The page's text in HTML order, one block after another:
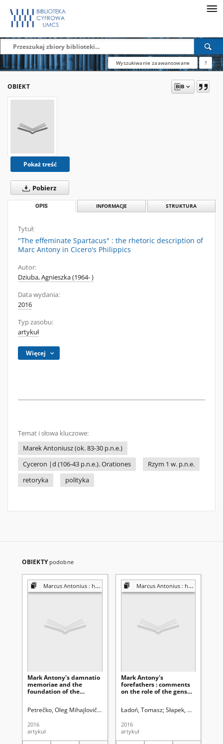
Wyszukiwanie zaawansowane ?
OBIEKT
Pokaż treść
Pobierz
OPIS INFORMACJE STRUKTURA
Tytuł:
"The effeminate Spartacus" : the rhetoric description of
Marc Antony in Cicero's Philippics
Autor:
Dziuba, Agnieszka (1964- )
Data wydania:
2016
Typ zasobu:
artykuł
Więcej
Temat i słowa kluczowe:
Marek Antoniusz (ok. 83-30 p.n.e.)
Cyceron |d (106-43 p.n.e.). Orationes
Rzym 1 w. p.n.e.
retoryka
polityka
OBIEKTY podobne
Marcus Antonius : history and tradition
Mark Antony's damnatio
memoriae and the
foundation of the
Petrečko, Oleg Mihajlovič (1967- )
Słapek, Dariusz(1961- ) Redakcja
2016
artykuł
Marcus Antonius : history and tradition
Mark Antony's
forefathers : comments
on the role of the gens
Republic
Ładoń, Tomasz Słapek,
2016
artykuł